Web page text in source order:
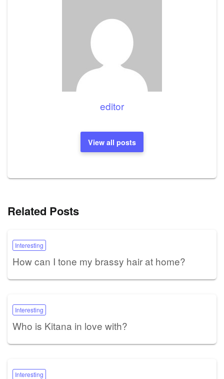
editor
View all posts
Related Posts
Interesting
How can I tone my brassy hair at home?
Interesting
Who is Kitana in love with?
Interesting